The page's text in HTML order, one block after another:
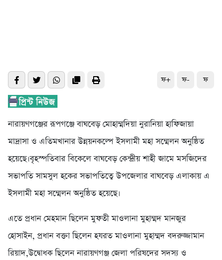
ফ+ ফ- ফ
নারায়ণগঞ্জের রূপগঞ্জে বাঘবেড় মোহাম্মদিয়া নুরানিয়া হাফিজায়া
মাদ্রাসা ও এতিমখানার উন্নয়নকল্পে ইসলামী মহা সম্মেলন অনুষ্ঠিত
হয়েছে।বৃহস্পতিবার বিকেলে বাঘবেড় কেন্দ্রীয় শাহী জামে মসজিদের
সভাপতি সামসুল হকের সভাপতিত্বে উপজেলার বাঘবেড় এলাকায় এ
ইসলামী মহা সম্মেলন অনুষ্ঠিত হয়েছে।
এতে প্রধান মেহমান ছিলেন মুফতী মাওলানা মুহাম্মদ মানজুর
হোসাইন, প্রধান বক্তা ছিলেন হযরত মাওলানা মুহাম্মদ বদরুজ্জামান
রিয়াদ,উদ্বোধক ছিলেন নারায়ণগঞ্জ জেলা পরিষদের সদস্য ও